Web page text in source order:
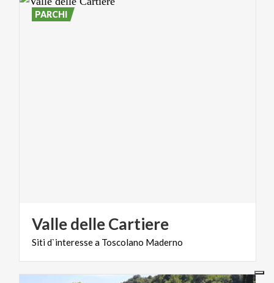
ValledelleCartiere
Sitid`interessea Toscolano Maderno
PARCHI